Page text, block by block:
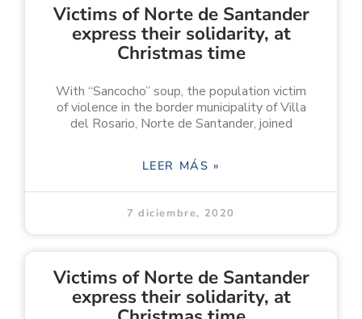
Victims of Norte de Santander
express their solidarity, at
Christmas time
With “Sancocho” soup, the population victim
of violence in the border municipality of Villa
del Rosario, Norte de Santander, joined
LEER MÁS »
7 diciembre, 2020
Victims of Norte de Santander
express their solidarity, at